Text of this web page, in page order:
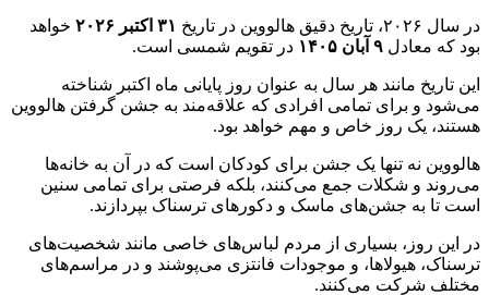
در سال ۲۰۲۶، تاریخ دقیق هالووین در تاریخ ۳۱ اکتبر ۲۰۲۶
خواهد
بود که معادل ۹ آبان ۱۴۰۵ در تقویم شمسی است.
این تاریخ مانند هر سال به عنوان روز پایانی ماه اکتبر شناخته
می‌شود و برای تمامی افرادی که علاقه‌مند به جشن گرفتن هالووین
هستند، یک روز خاص و مهم خواهد بود.
هالووین نه تنها یک جشن برای کودکان است که در آن به خانه‌ها
می‌روند و شکلات جمع می‌کنند، بلکه فرصتی برای تمامی سنین
است تا به جشن‌های ماسک و دکورهای ترسناک بپردازند.
در این روز، بسیاری از مردم لباس‌های خاصی مانند شخصیت‌های
ترسناک، هیولاها، و موجودات فانتزی می‌پوشند و در مراسم‌های
مختلف شرکت می‌کنند.